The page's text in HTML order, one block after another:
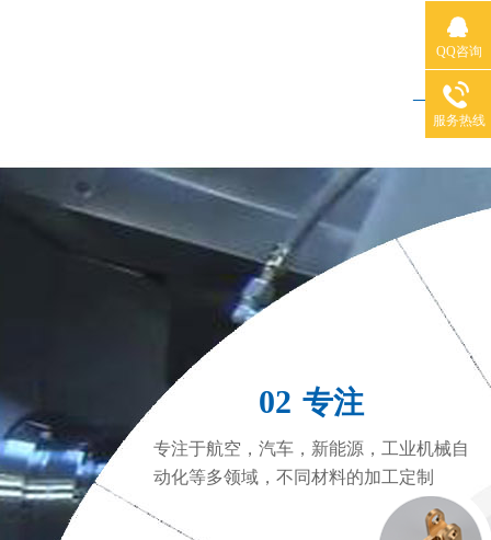
CNC加工中心
——
02 专注
专注于航空，汽车，新能源，工业机械自
动化等多领域，不同材料的加工定制
QQ咨询
服务热线